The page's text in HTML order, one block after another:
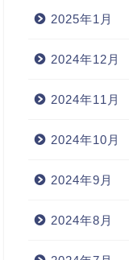
2025年1月
2024年12月
2024年11月
2024年10月
2024年9月
2024年8月